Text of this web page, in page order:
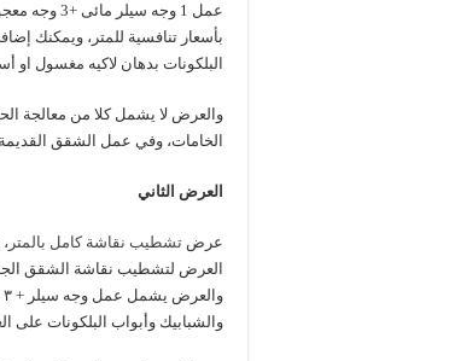
بأسعار تنافسية للمتر، ويمكنك
البلكونات بدهان لاكيه مغسول او
والعرض لا يشمل كلا من معالجة
الخامات، وفي عمل الشقق القديمة
العرض الثاني
عرض تشطيب نقاشة كامل بالمتر
العرض لتشطيب نقاشة الشقق
والشبابيك وأبواب البلكونات